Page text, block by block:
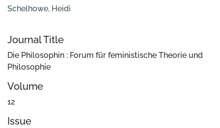
Schelhowe, Heidi
Journal Title
Die Philosophin : Forum für feministische Theorie und
Philosophie
Volume
12
Issue